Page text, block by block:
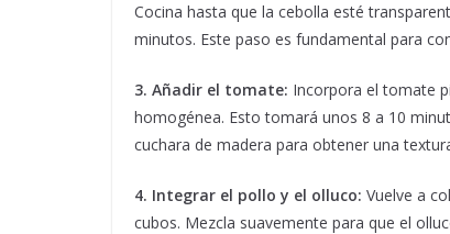
Cocina hasta que la cebolla esté
minutos. Este paso es fundamental para
3. Añadir el tomate: Incorpora el tomate
homogénea. Esto tomará unos 8 a 10
cuchara de madera para obtener una
4. Integrar el pollo y el olluco: Vuelve a
cubos. Mezcla suavemente para que el